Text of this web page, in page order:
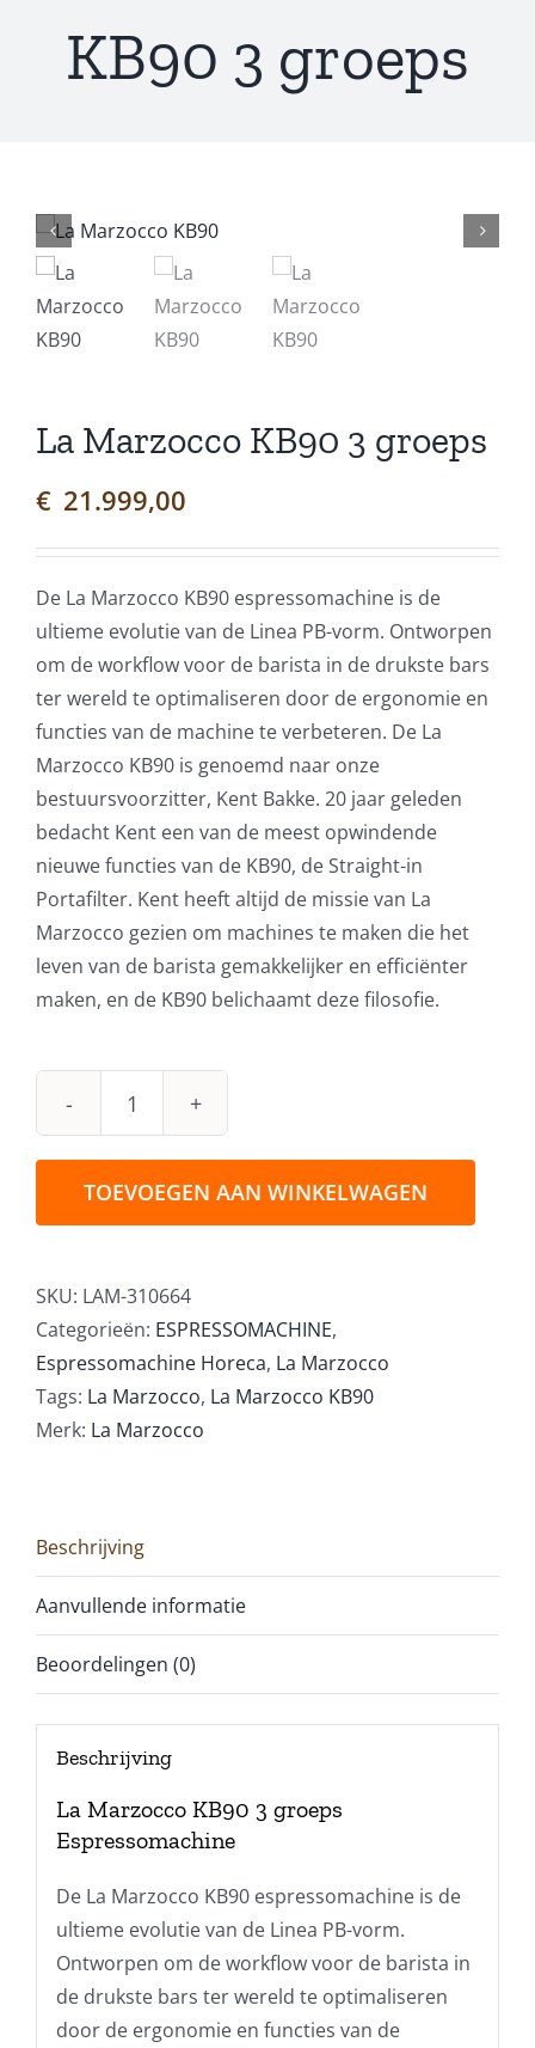
KB90 3 groeps
La Marzocco KB90 3 groeps
€ 21.999,00
De La Marzocco KB90 espressomachine is de
ultieme evolutie van de Linea PB-vorm. Ontworpen
om de workflow voor de barista in de drukste bars
ter wereld te optimaliseren door de ergonomie en
functies van de machine te verbeteren. De La
Marzocco KB90 is genoemd naar onze
bestuursvoorzitter, Kent Bakke. 20 jaar geleden
bedacht Kent een van de meest opwindende
nieuwe functies van de KB90, de Straight-in
Portafilter. Kent heeft altijd de missie van La
Marzocco gezien om machines te maken die het
leven van de barista gemakkelijker en efficiënter
maken, en de KB90 belichaamt deze filosofie.
La
KB90
aantal
TOEVOEGEN AAN WINKELWAGEN
SKU: LAM-310664
Categorieën: ESPRESSOMACHINE,
Espressomachine Horeca, La Marzocco
Tags: La Marzocco, La Marzocco KB90
Merk: La Marzocco
Beschrijving
Aanvullende informatie
Beoordelingen (0)
Beschrijving
La Marzocco KB90 3 groeps
Espressomachine
De La Marzocco KB90 espressomachine is de
ultieme evolutie van de Linea PB-vorm.
Ontworpen om de workflow voor de barista in
de drukste bars ter wereld te optimaliseren
door de ergonomie en functies van de